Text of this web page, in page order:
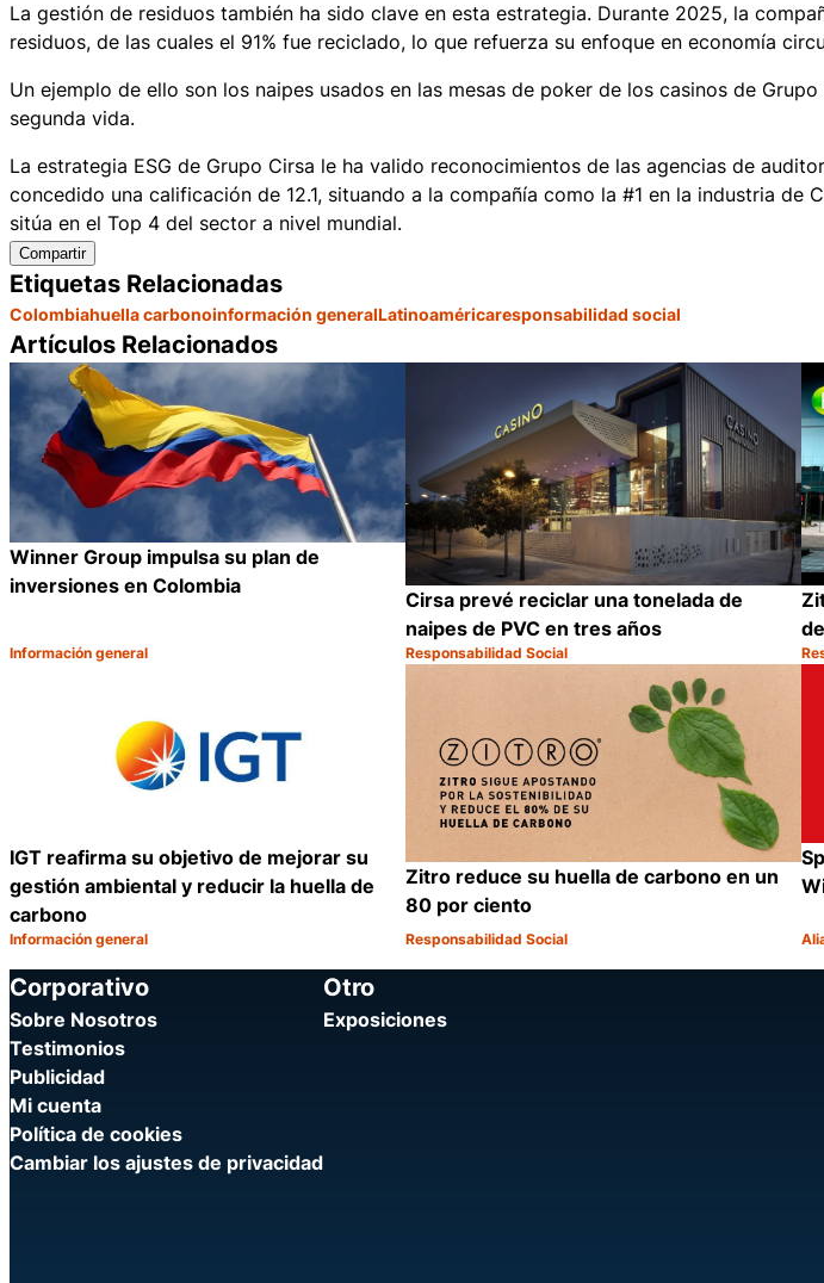
La gestión de residuos también ha sido clave en esta estrategia. Durante 2025, la
residuos, de las cuales el 91% fue reciclado, lo que refuerza su enfoque en economía
Un ejemplo de ello son los naipes usados en las mesas de poker de los casinos de
segunda vida.
La estrategia ESG de Grupo Cirsa le ha valido reconocimientos de las agencias de
concedido una calificación de 12.1, situando a la compañía como la #1 en la industria de
sitúa en el Top 4 del sector a nivel mundial.
Compartir
Etiquetas Relacionadas
Colombiahuella carbonoinformación generalLatinoaméricaresponsabilidad social
Artículos Relacionados
Winner Group impulsa su plan de
inversiones en Colombia
Categoría:
Información general
Compartir
Cirsa prevé reciclar una tonelada de
naipes de PVC en tres años
Categoría:
Responsabilidad Social
IGT reafirma su objetivo de mejorar su
gestión ambiental y reducir la huella de
carbono
Categoría:
Información general
Compartir
Zitro reduce su huella de carbono en un
80 por ciento
Categoría:
Responsabilidad Social
Corporativo
Sobre Nosotros
Testimonios
Publicidad
Mi cuenta
Política de cookies
Cambiar los ajustes de privacidad
Otro
Exposiciones